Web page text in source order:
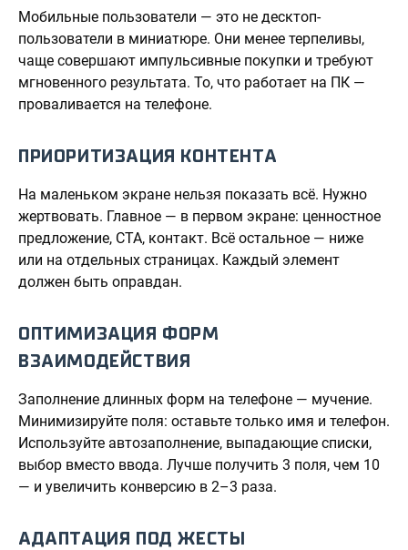
Мобильные пользователи — это не десктоп-
пользователи в миниатюре. Они менее терпеливы,
чаще совершают импульсивные покупки и требуют
мгновенного результата. То, что работает на ПК —
проваливается на телефоне.
ПРИОРИТИЗАЦИЯ КОНТЕНТА
На маленьком экране нельзя показать всё. Нужно
жертвовать. Главное — в первом экране: ценностное
предложение, CTA, контакт. Всё остальное — ниже
или на отдельных страницах. Каждый элемент
должен быть оправдан.
ОПТИМИЗАЦИЯ ФОРМ
ВЗАИМОДЕЙСТВИЯ
Заполнение длинных форм на телефоне — мучение.
Минимизируйте поля: оставьте только имя и телефон.
Используйте автозаполнение, выпадающие списки,
выбор вместо ввода. Лучше получить 3 поля, чем 10
— и увеличить конверсию в 2–3 раза.
АДАПТАЦИЯ ПОД ЖЕСТЫ